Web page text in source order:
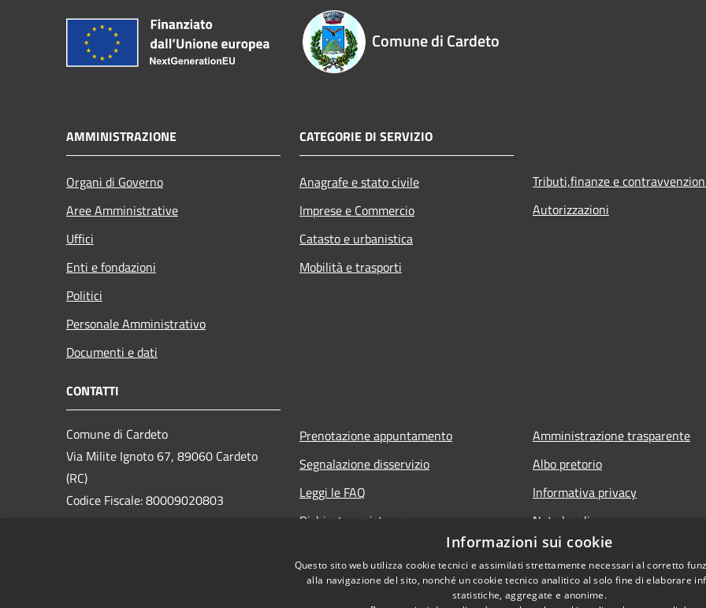
Comune di Cardeto
AMMINISTRAZIONE
Organi di Governo
Aree Amministrative
Uffici
Enti e fondazioni
Politici
Personale Amministrativo
Documenti e dati
CATEGORIE DI SERVIZIO
Anagrafe e stato civile
Imprese e Commercio
Catasto e urbanistica
Mobilità e trasporti
Tributi,finanze e
Autorizzazioni
CONTATTI
Comune di Cardeto
Via Milite Ignoto 67, 89060 Cardeto
(RC)
Codice Fiscale: 80009020803
Prenotazione appuntamento
Segnalazione disservizio
Leggi le FAQ
Richiesta assistenza
Amministrazione trasparente
Albo pretorio
Informativa privacy
Note legali
Dichiarazione di accessibilità
Informazioni sui cookie
Questo sito web utilizza cookie tecnici e assimilati strettamente necessari al corretto
alla navigazione del sito, nonché un cookie tecnico analitico al solo fine di elaborare
statistiche, aggregate e anonime.